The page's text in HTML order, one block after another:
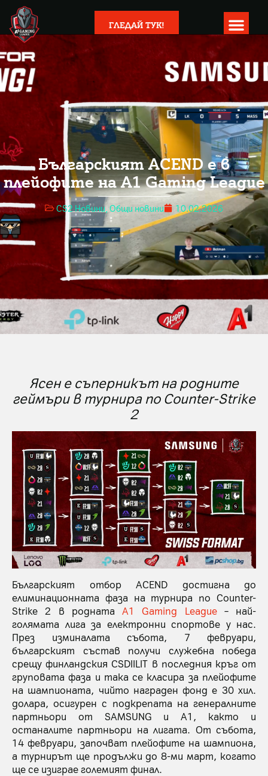
ГЛЕДАЙ ТУК!
Българският ACEND е в
плейофите на A1 Gaming League
CS2 Новини Общи новини 10.02.2026
Ясен е съперникът на родните
геймъри в турнира по Counter-Strike
2
Българският отбор ACEND достигна до
елиминационната фаза на турнира по Counter-
Strike 2 в родната A1 Gaming League– най-
голямата лига за електронни спортове у нас.
През изминалата събота, 7 февруари,
българският състав получи служебна победа
срещу финландския CSDIILIT в последния кръг от
груповата фаза и така се класира за плейофите
на шампионата, чийто награден фонд е 30 хил.
долара, осигурен с подкрепата на генералните
партньори от SAMSUNG и A1, както и
останалите партньори на лигата. От събота,
14 февруари, започват плейофите на шампиона,
а турнирът ще продължи до 8-ми март, когато
ще се изиграе големият финал.